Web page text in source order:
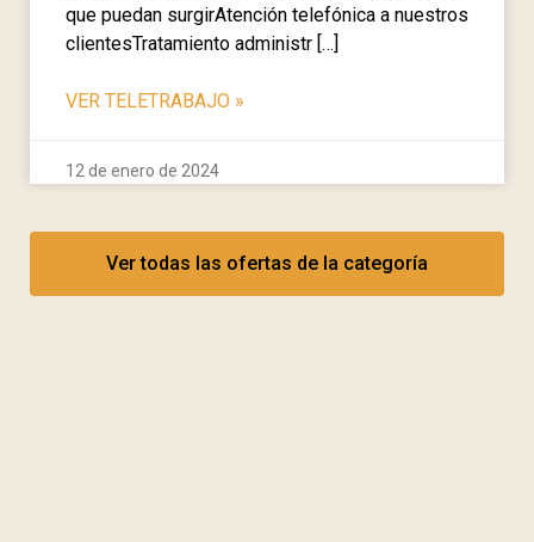
que puedan surgirAtención telefónica a nuestros
clientesTratamiento administr […]
VER TELETRABAJO »
12 de enero de 2024
Ver todas las ofertas de la categoría